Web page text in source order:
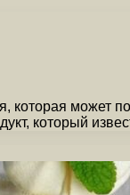
которая может
который